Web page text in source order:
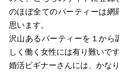
のほぼ全てのパーティーは網
思います。
沢山あるパーティーを１から
しく働く女性には有り難いで
婚活ビギナーさんには、かな